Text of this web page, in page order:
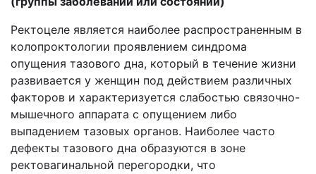
Ректоцеле является наиболее распространенным в
колопроктологии проявлением синдрома
опущения тазового дна, который в течение жизни
развивается у женщин под действием различных
факторов и характеризуется слабостью связочно-
мышечного аппарата с опущением либо
выпадением тазовых органов. Наиболее часто
дефекты тазового дна образуются в зоне
ректовагинальной перегородки, что